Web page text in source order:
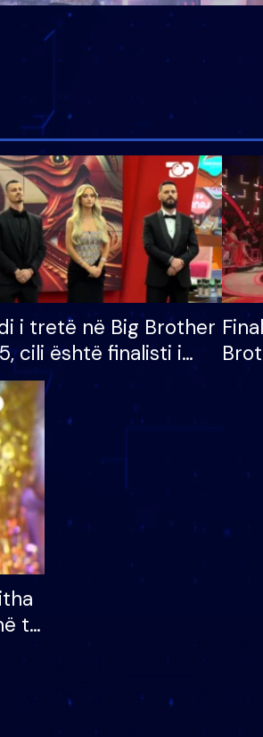
i tretë në Big Brother
cili është finalisti i
që lë shtëpinë
të
të